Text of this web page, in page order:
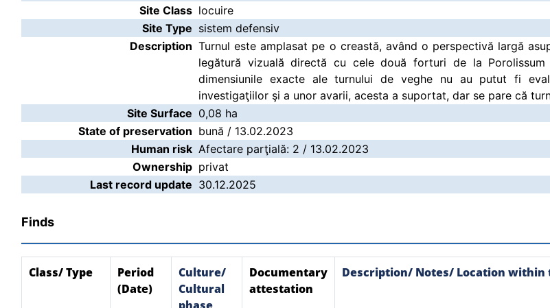
Site Class locuire
Site Type sistem defensiv
Description Turnul este amplasat pe o creastă, având o perspectivă largă
legătură vizuală directă cu cele două forturi de la
dimensiunile exacte ale turnului de veghe nu au putut fi
investigaţiilor şi a unor avarii, acesta a suportat, dar se pare că
Site Surface 0,08 ha
State of preservation bună / 13.02.2023
Human risk Afectare parţială: 2 / 13.02.2023
Ownership privat
Last record update 30.12.2025
Finds
Class/ Type
Period
(Date)
Culture/
Cultural
Documentary
attestation
Description/ Notes/ Location within